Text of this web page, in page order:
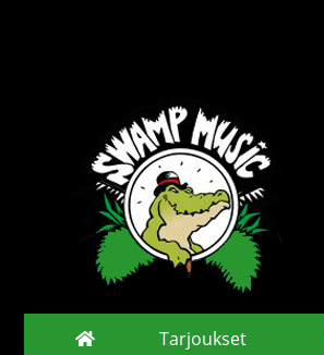
Tarjoukset